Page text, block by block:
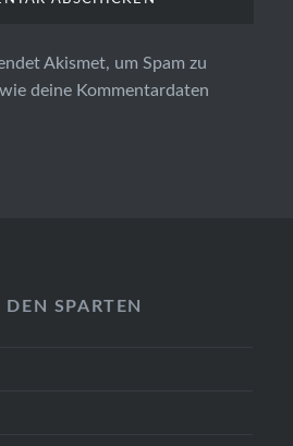
Akismet, um Spam zu
deine Kommentardaten
SPARTEN